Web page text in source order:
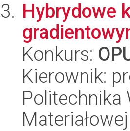
Hybrydowe
Konkurs:
Kierownik:
Politechnika
Materiałowej